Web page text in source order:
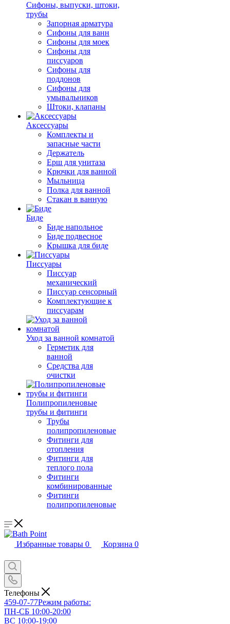
Сифоны, выпуски, штоки,
трубы
Запорная арматура
Сифоны для ванн
Сифоны для моек
Сифоны для
писсуаров
Сифоны для
поддонов
Сифоны для
умывальников
Штоки, клапаны
Аксессуары
Комплекты и
запасные части
Держатель
Ерш для унитаза
Крючки для ванной
Мыльница
Полка для ванной
Стакан в ванную
Биде
Биде напольное
Биде подвесное
Крышка для биде
Писсуары
Писсуар
механический
Писсуар сенсорный
Комплектующие к
писсуарам
Уход за ванной комнатой
Герметик для
ванной
Средства для
очистки
Полипропиленовые
трубы и фитинги
Трубы
полипропиленовые
Фитинги для
отопления
Фитинги для
теплого пола
Фитинги
комбинированные
Фитинги
полипропиленовые
Избранные товары 0 Корзина 0
Телефоны
459-07-77Режим работы:
ПН-СБ 10:00-20:00
ВС 10:00-19:00